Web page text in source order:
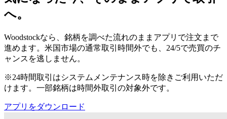
へ。
Woodstockなら、銘柄を調べた流れのままアプリで注文まで
進めます。米国市場の通常取引時間外でも、24/5で売買のチ
ャンスを逃しません。
※24時間取引はシステムメンテナンス時を除きご利用いただ
けます。一部銘柄は時間外取引の対象外です。
アプリをダウンロード